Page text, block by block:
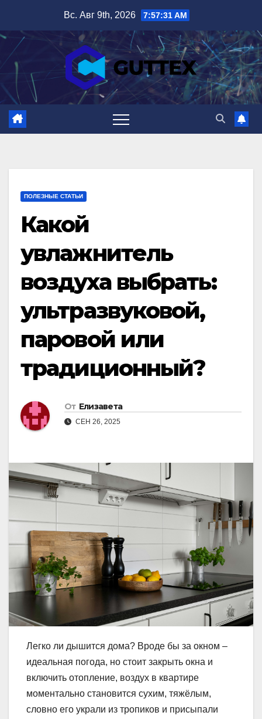
содержимому
Вс. Авг 9th, 2026 7:57:32 AM
ПОЛЕЗНЫЕ СТАТЬИ
Какой
увлажнитель
воздуха выбрать:
ультразвуковой,
паровой или
традиционный?
От Елизавета
СЕН 26, 2025
Легко ли дышится дома? Вроде бы за окном –
идеальная погода, но стоит закрыть окна и
включить отопление, воздух в квартире
моментально становится сухим, тяжёлым,
словно его украли из тропиков и присыпали